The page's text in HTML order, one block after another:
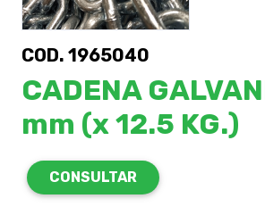
COD. 1965040
CADENA
mm (x 12.5 KG.)
CONSULTAR